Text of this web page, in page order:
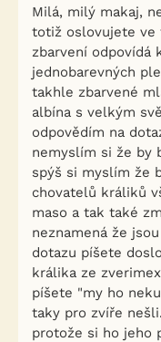
Milá, milý makaj,
totiž oslovujete ve
zbarvení odpovídá
jednobarevných
takhle zbarvené
albína s velkým
odpovědím na
nemyslím si že by
spýš si myslím že
chovatelů králiků
maso a tak také
neznamená že
dotazu píšete
králika ze
píšete "my ho
taky pro zvíře
protože si ho jeho